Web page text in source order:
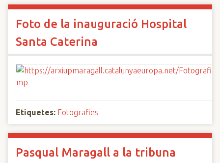
Foto de la inauguració Hospital
Santa Caterina
Etiquetes: Fotografies
Pasqual Maragall a la tribuna